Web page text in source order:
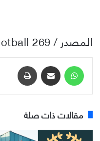
المصدر / comoros football 269
مقالات ذات صلة